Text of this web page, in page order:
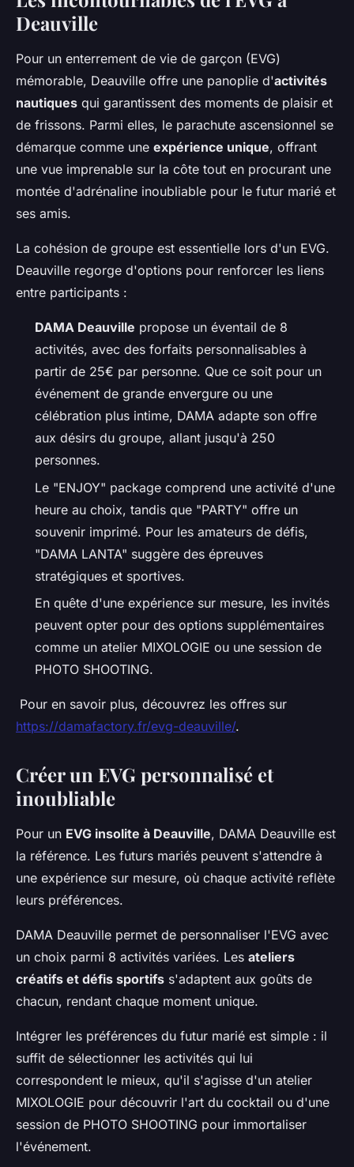
Deauville
Pour un enterrement de vie de garçon (EVG)
mémorable, Deauville offre une panoplie d'activités
nautiques qui garantissent des moments de plaisir et
de frissons. Parmi elles, le parachute ascensionnel se
démarque comme une expérience unique, offrant
une vue imprenable sur la côte tout en procurant une
montée d'adrénaline inoubliable pour le futur marié et
ses amis.
La cohésion de groupe est essentielle lors d'un EVG.
Deauville regorge d'options pour renforcer les liens
entre participants :
DAMA Deauville propose un éventail de 8
activités, avec des forfaits personnalisables à
partir de 25€ par personne. Que ce soit pour un
événement de grande envergure ou une
célébration plus intime, DAMA adapte son offre
aux désirs du groupe, allant jusqu'à 250
personnes.
Le "ENJOY" package comprend une activité d'une
heure au choix, tandis que "PARTY" offre un
souvenir imprimé. Pour les amateurs de défis,
"DAMA LANTA" suggère des épreuves
stratégiques et sportives.
En quête d'une expérience sur mesure, les invités
peuvent opter pour des options supplémentaires
comme un atelier MIXOLOGIE ou une session de
PHOTO SHOOTING.
Pour en savoir plus, découvrez les offres sur
https://damafactory.fr/evg-deauville/.
Créer un EVG personnalisé et
inoubliable
Pour un EVG insolite à Deauville, DAMA Deauville est
la référence. Les futurs mariés peuvent s'attendre à
une expérience sur mesure, où chaque activité reflète
leurs préférences.
DAMA Deauville permet de personnaliser l'EVG avec
un choix parmi 8 activités variées. Les ateliers
créatifs et défis sportifs s'adaptent aux goûts de
chacun, rendant chaque moment unique.
Intégrer les préférences du futur marié est simple : il
suffit de sélectionner les activités qui lui
correspondent le mieux, qu'il s'agisse d'un atelier
MIXOLOGIE pour découvrir l'art du cocktail ou d'une
session de PHOTO SHOOTING pour immortaliser
l'événement.